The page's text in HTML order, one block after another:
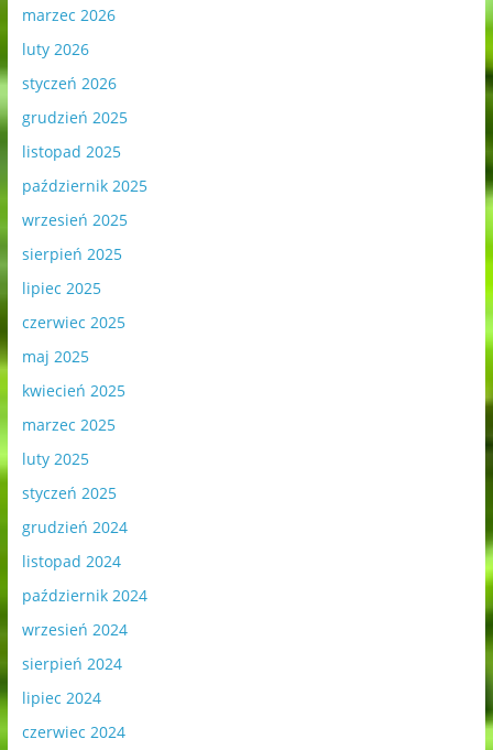
marzec 2026
luty 2026
styczeń 2026
grudzień 2025
listopad 2025
październik 2025
wrzesień 2025
sierpień 2025
lipiec 2025
czerwiec 2025
maj 2025
kwiecień 2025
marzec 2025
luty 2025
styczeń 2025
grudzień 2024
listopad 2024
październik 2024
wrzesień 2024
sierpień 2024
lipiec 2024
czerwiec 2024